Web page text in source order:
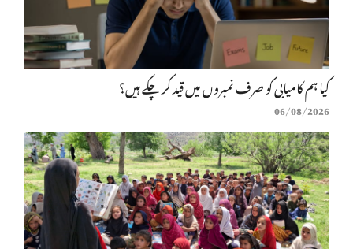
کیا ہم کامیابی کو صرف نمبروں میں قید کر چکے ہیں؟
06/08/2026